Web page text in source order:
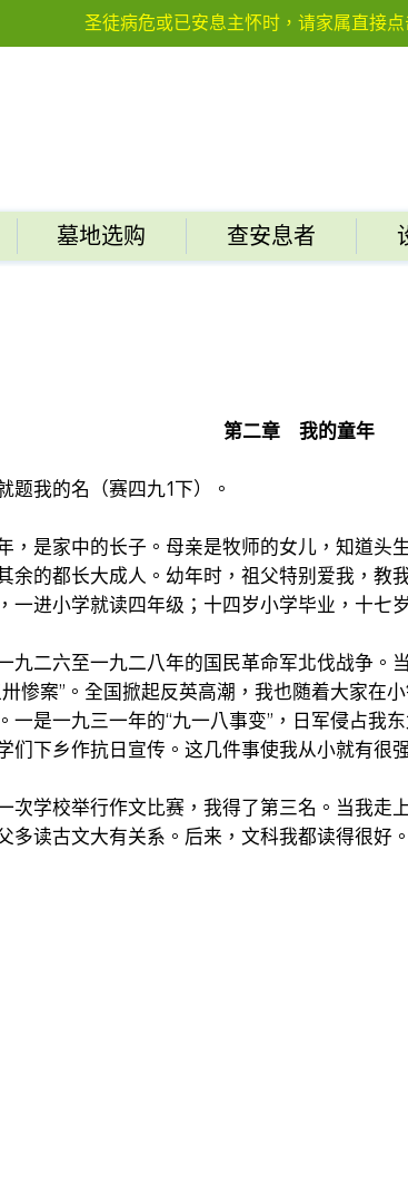
圣徒病危或已安息主怀时，请家属直接点
墓地选购 查安息者
第二章 我的童年
题我的名（赛四九1下）。
，是家中的长子。母亲是牧师的女儿，知道
的都长大成人。幼年时，祖父特别爱我，教
进小学就读四年级；十四岁小学毕业，十七
九二六至一九二八年的国民革命军北伐战争
惨案”。全国掀起反英高潮，我也随着大家在
是一九三一年的“九一八事变”，日军侵占我
们下乡作抗日宣传。这几件事使我从小就有很
次学校举行作文比赛，我得了第三名。当我
读古文大有关系。后来，文科我都读得很好。